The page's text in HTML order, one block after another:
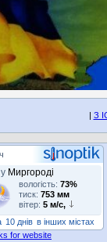
| З
Миргороді
вологість: 73%
тиск: 753 мм
вітер: 5 м/с,
10 днів в інших містах